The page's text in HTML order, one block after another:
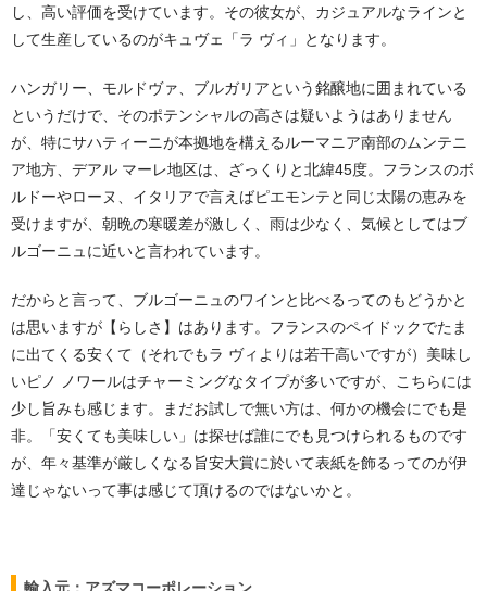
し、高い評価を受けています。その彼女が、カジュアルなラインと
して生産しているのがキュヴェ「ラ ヴィ」となります。
ハンガリー、モルドヴァ、ブルガリアという銘醸地に囲まれている
というだけで、そのポテンシャルの高さは疑いようはありません
が、特にサハティーニが本拠地を構えるルーマニア南部のムンテニ
ア地方、デアル マーレ地区は、ざっくりと北緯45度。フランスのボ
ルドーやローヌ、イタリアで言えばピエモンテと同じ太陽の恵みを
受けますが、朝晩の寒暖差が激しく、雨は少なく、気候としてはブ
ルゴーニュに近いと言われています。
だからと言って、ブルゴーニュのワインと比べるってのもどうかと
は思いますが【らしさ】はあります。フランスのペイドックでたま
に出てくる安くて（それでもラ ヴィよりは若干高いですが）美味し
いピノ ノワールはチャーミングなタイプが多いですが、こちらには
少し旨みも感じます。まだお試しで無い方は、何かの機会にでも是
非。「安くても美味しい」は探せば誰にでも見つけられるものです
が、年々基準が厳しくなる旨安大賞に於いて表紙を飾るってのが伊
達じゃないって事は感じて頂けるのではないかと。